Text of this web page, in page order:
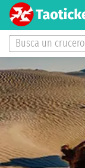
Busca un crucero